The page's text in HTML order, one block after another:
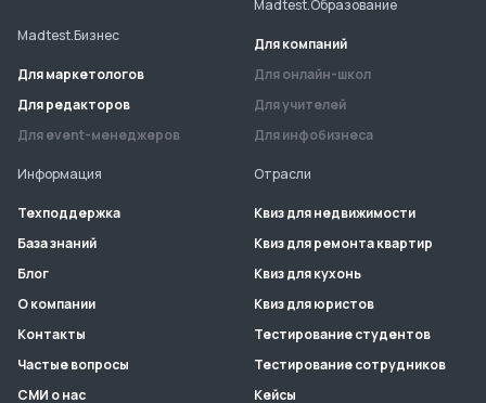
Madtest.Бизнес
Для маркетологов
Для редакторов
Для event-менеджеров
Madtest.Образование
Для компаний
Для онлайн-школ
Для учителей
Для инфобизнеса
Информация
Техподдержка
База знаний
Блог
О компании
Контакты
Частые вопросы
СМИ о нас
Отрасли
Квиз для недвижимости
Квиз для ремонта квартир
Квиз для кухонь
Квиз для юристов
Тестирование студентов
Тестирование сотрудников
Кейсы